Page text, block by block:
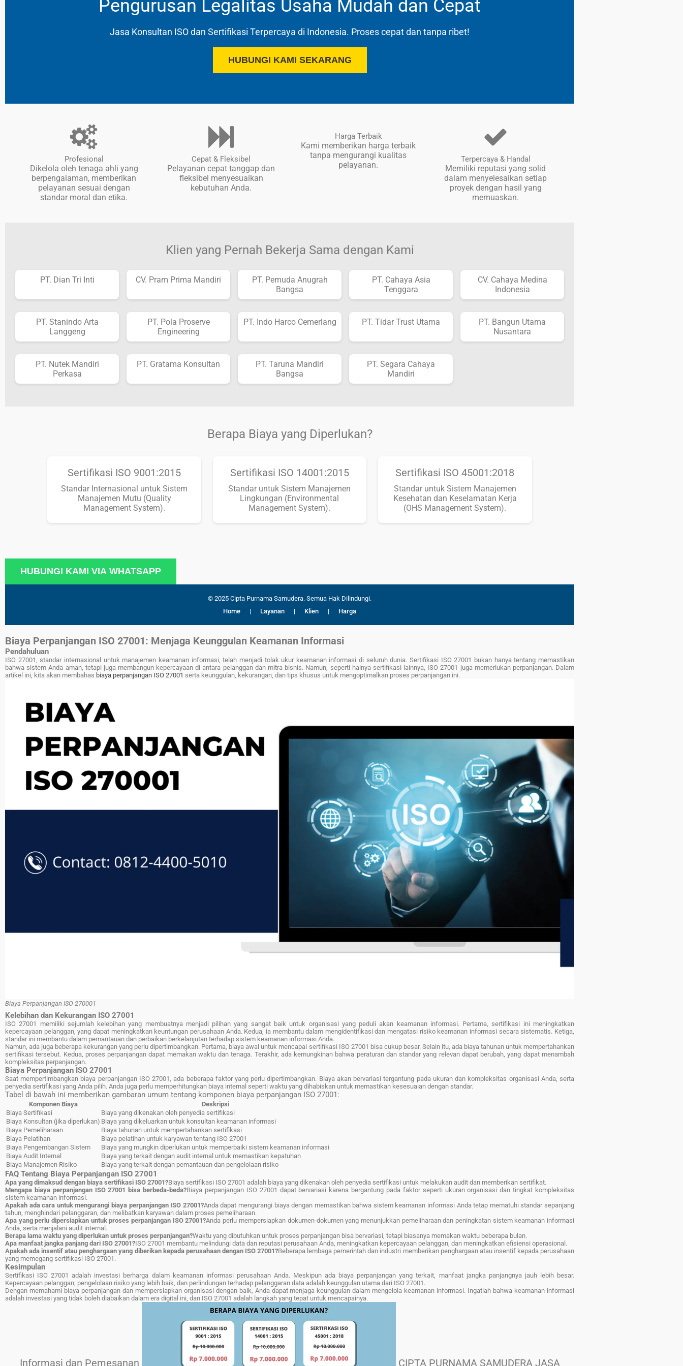
Pengurusan Legalitas Usaha Mudah dan Cepat
Jasa Konsultan ISO dan Sertifikasi Terpercaya di Indonesia. Proses cepat dan tanpa ribet!
HUBUNGI KAMI SEKARANG
Profesional
Dikelola oleh tenaga ahli yang
berpengalaman, memberikan
pelayanan sesuai dengan
standar moral dan etika.
Cepat & Fleksibel
Pelayanan cepat tanggap dan
fleksibel menyesuaikan
kebutuhan Anda.
Harga Terbaik
Kami memberikan harga terbaik
tanpa mengurangi kualitas
pelayanan.
Terpercaya & Handal
Memiliki reputasi yang solid
dalam menyelesaikan setiap
proyek dengan hasil yang
memuaskan.
Klien yang Pernah Bekerja Sama dengan Kami
PT. Dian Tri Inti CV. Pram Prima Mandiri
PT. Pemuda Anugrah
Bangsa
PT. Cahaya Asia
Tenggara
CV. Cahaya Medina
Indonesia
PT. Stanindo Arta
Langgeng
PT. Pola Proserve
Engineering
PT. Indo Harco Cemerlang PT. Tidar Trust Utama
PT. Bangun Utama
Nusantara
PT. Nutek Mandiri
Perkasa
PT. Gratama Konsultan
PT. Taruna Mandiri
Bangsa
PT. Segara Cahaya
Mandiri
Berapa Biaya yang Diperlukan?
Sertifikasi ISO 9001:2015
Standar Internasional untuk Sistem
Manajemen Mutu (Quality
Management System).
Sertifikasi ISO 14001:2015
Standar untuk Sistem Manajemen
Lingkungan (Environmental
Management System).
Sertifikasi ISO 45001:2018
Standar untuk Sistem Manajemen
Kesehatan dan Keselamatan Kerja
(OHS Management System).
HUBUNGI KAMI VIA WHATSAPP
© 2025 Cipta Purnama Samudera. Semua Hak Dilindungi.
Home
| Layanan | Klien | Harga
Biaya Perpanjangan ISO 27001: Menjaga Keunggulan Keamanan Informasi
Pendahuluan
ISO 27001, standar internasional untuk manajemen keamanan informasi, telah menjadi tolak ukur keamanan informasi di seluruh dunia. Sertifikasi ISO 27001 bukan hanya tentang memastikan
bahwa sistem Anda aman, tetapi juga membangun kepercayaan di antara pelanggan dan mitra bisnis. Namun, seperti halnya sertifikasi lainnya, ISO 27001 juga memerlukan perpanjangan. Dalam
artikel ini, kita akan membahas biaya perpanjangan ISO 27001 serta keunggulan, kekurangan, dan tips khusus untuk mengoptimalkan proses perpanjangan ini.
Biaya Perpanjangan ISO 270001
Kelebihan dan Kekurangan ISO 27001
ISO 27001 memiliki sejumlah kelebihan yang membuatnya menjadi pilihan yang sangat baik untuk organisasi yang peduli akan keamanan informasi. Pertama, sertifikasi ini meningkatkan
kepercayaan pelanggan, yang dapat meningkatkan keuntungan perusahaan Anda. Kedua, ia membantu dalam mengidentifikasi dan mengatasi risiko keamanan informasi secara sistematis. Ketiga,
standar ini membantu dalam pemantauan dan perbaikan berkelanjutan terhadap sistem keamanan informasi Anda.
Namun, ada juga beberapa kekurangan yang perlu dipertimbangkan. Pertama, biaya awal untuk mencapai sertifikasi ISO 27001 bisa cukup besar. Selain itu, ada biaya tahunan untuk mempertahankan
sertifikasi tersebut. Kedua, proses perpanjangan dapat memakan waktu dan tenaga. Terakhir, ada kemungkinan bahwa peraturan dan standar yang relevan dapat berubah, yang dapat menambah
kompleksitas perpanjangan.
Biaya Perpanjangan ISO 27001
Saat mempertimbangkan biaya perpanjangan ISO 27001, ada beberapa faktor yang perlu dipertimbangkan. Biaya akan bervariasi tergantung pada ukuran dan kompleksitas organisasi Anda, serta
penyedia sertifikasi yang Anda pilih. Anda juga perlu memperhitungkan biaya internal seperti waktu yang dihabiskan untuk memastikan kesesuaian dengan standar.
Tabel di bawah ini memberikan gambaran umum tentang komponen biaya perpanjangan ISO 27001:
Komponen Biaya
Deskripsi
Biaya Sertifikasi
Biaya yang dikenakan oleh penyedia sertifikasi
Biaya Konsultan (jika diperlukan) Biaya yang dikeluarkan untuk konsultan keamanan informasi
Biaya Pemeliharaan
Biaya tahunan untuk mempertahankan sertifikasi
Biaya Pelatihan
Biaya pelatihan untuk karyawan tentang ISO 27001
Biaya Pengembangan Sistem
Biaya yang mungkin diperlukan untuk memperbaiki sistem keamanan informasi
Biaya Audit Internal
Biaya yang terkait dengan audit internal untuk memastikan kepatuhan
Biaya Manajemen Risiko
Biaya yang terkait dengan pemantauan dan pengelolaan risiko
FAQ Tentang Biaya Perpanjangan ISO 27001
Apa yang dimaksud dengan biaya sertifikasi ISO 27001?Biaya sertifikasi ISO 27001 adalah biaya yang dikenakan oleh penyedia sertifikasi untuk melakukan audit dan memberikan sertifikat.
Mengapa biaya perpanjangan ISO 27001 bisa berbeda-beda?Biaya perpanjangan ISO 27001 dapat bervariasi karena bergantung pada faktor seperti ukuran organisasi dan tingkat kompleksitas
sistem keamanan informasi.
Apakah ada cara untuk mengurangi biaya perpanjangan ISO 27001?Anda dapat mengurangi biaya dengan memastikan bahwa sistem keamanan informasi Anda tetap mematuhi standar sepanjang
tahun, menghindari pelanggaran, dan melibatkan karyawan dalam proses pemeliharaan.
Apa yang perlu dipersiapkan untuk proses perpanjangan ISO 27001?Anda perlu mempersiapkan dokumen-dokumen yang menunjukkan pemeliharaan dan peningkatan sistem keamanan informasi
Anda, serta menjalani audit internal.
Berapa lama waktu yang diperlukan untuk proses perpanjangan?Waktu yang dibutuhkan untuk proses perpanjangan bisa bervariasi, tetapi biasanya memakan waktu beberapa bulan.
Apa manfaat jangka panjang dari ISO 27001?ISO 27001 membantu melindungi data dan reputasi perusahaan Anda, meningkatkan kepercayaan pelanggan, dan meningkatkan efisiensi operasional.
Apakah ada insentif atau penghargaan yang diberikan kepada perusahaan dengan ISO 27001?Beberapa lembaga pemerintah dan industri memberikan penghargaan atau insentif kepada perusahaan
yang memegang sertifikasi ISO 27001.
Kesimpulan
Sertifikasi ISO 27001 adalah investasi berharga dalam keamanan informasi perusahaan Anda. Meskipun ada biaya perpanjangan yang terkait, manfaat jangka panjangnya jauh lebih besar.
Kepercayaan pelanggan, pengelolaan risiko yang lebih baik, dan perlindungan terhadap pelanggaran data adalah keunggulan utama dari ISO 27001.
Dengan memahami biaya perpanjangan dan mempersiapkan organisasi dengan baik, Anda dapat menjaga keunggulan dalam mengelola keamanan informasi. Ingatlah bahwa keamanan informasi
adalah investasi yang tidak boleh diabaikan dalam era digital ini, dan ISO 27001 adalah langkah yang tepat untuk mencapainya.
Informasi dan Pemesanan CIPTA PURNAMA SAMUDERA JASA